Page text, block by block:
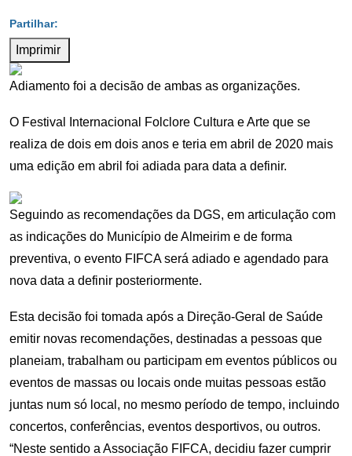
Imprimir
Adiamento foi a decisão de ambas as organizações.
O Festival Internacional Folclore Cultura e Arte que se
realiza de dois em dois anos e teria em abril de 2020 mais
uma edição em abril foi adiada para data a definir.
Seguindo as recomendações da DGS, em articulação com
as indicações do Município de Almeirim e de forma
preventiva, o evento FIFCA será adiado e agendado para
nova data a definir posteriormente.
Esta decisão foi tomada após a Direção-Geral de Saúde
emitir novas recomendações, destinadas a pessoas que
planeiam, trabalham ou participam em eventos públicos ou
eventos de massas ou locais onde muitas pessoas estão
juntas num só local, no mesmo período de tempo, incluindo
concertos, conferências, eventos desportivos, ou outros.
“Neste sentido a Associação FIFCA, decidiu fazer cumprir